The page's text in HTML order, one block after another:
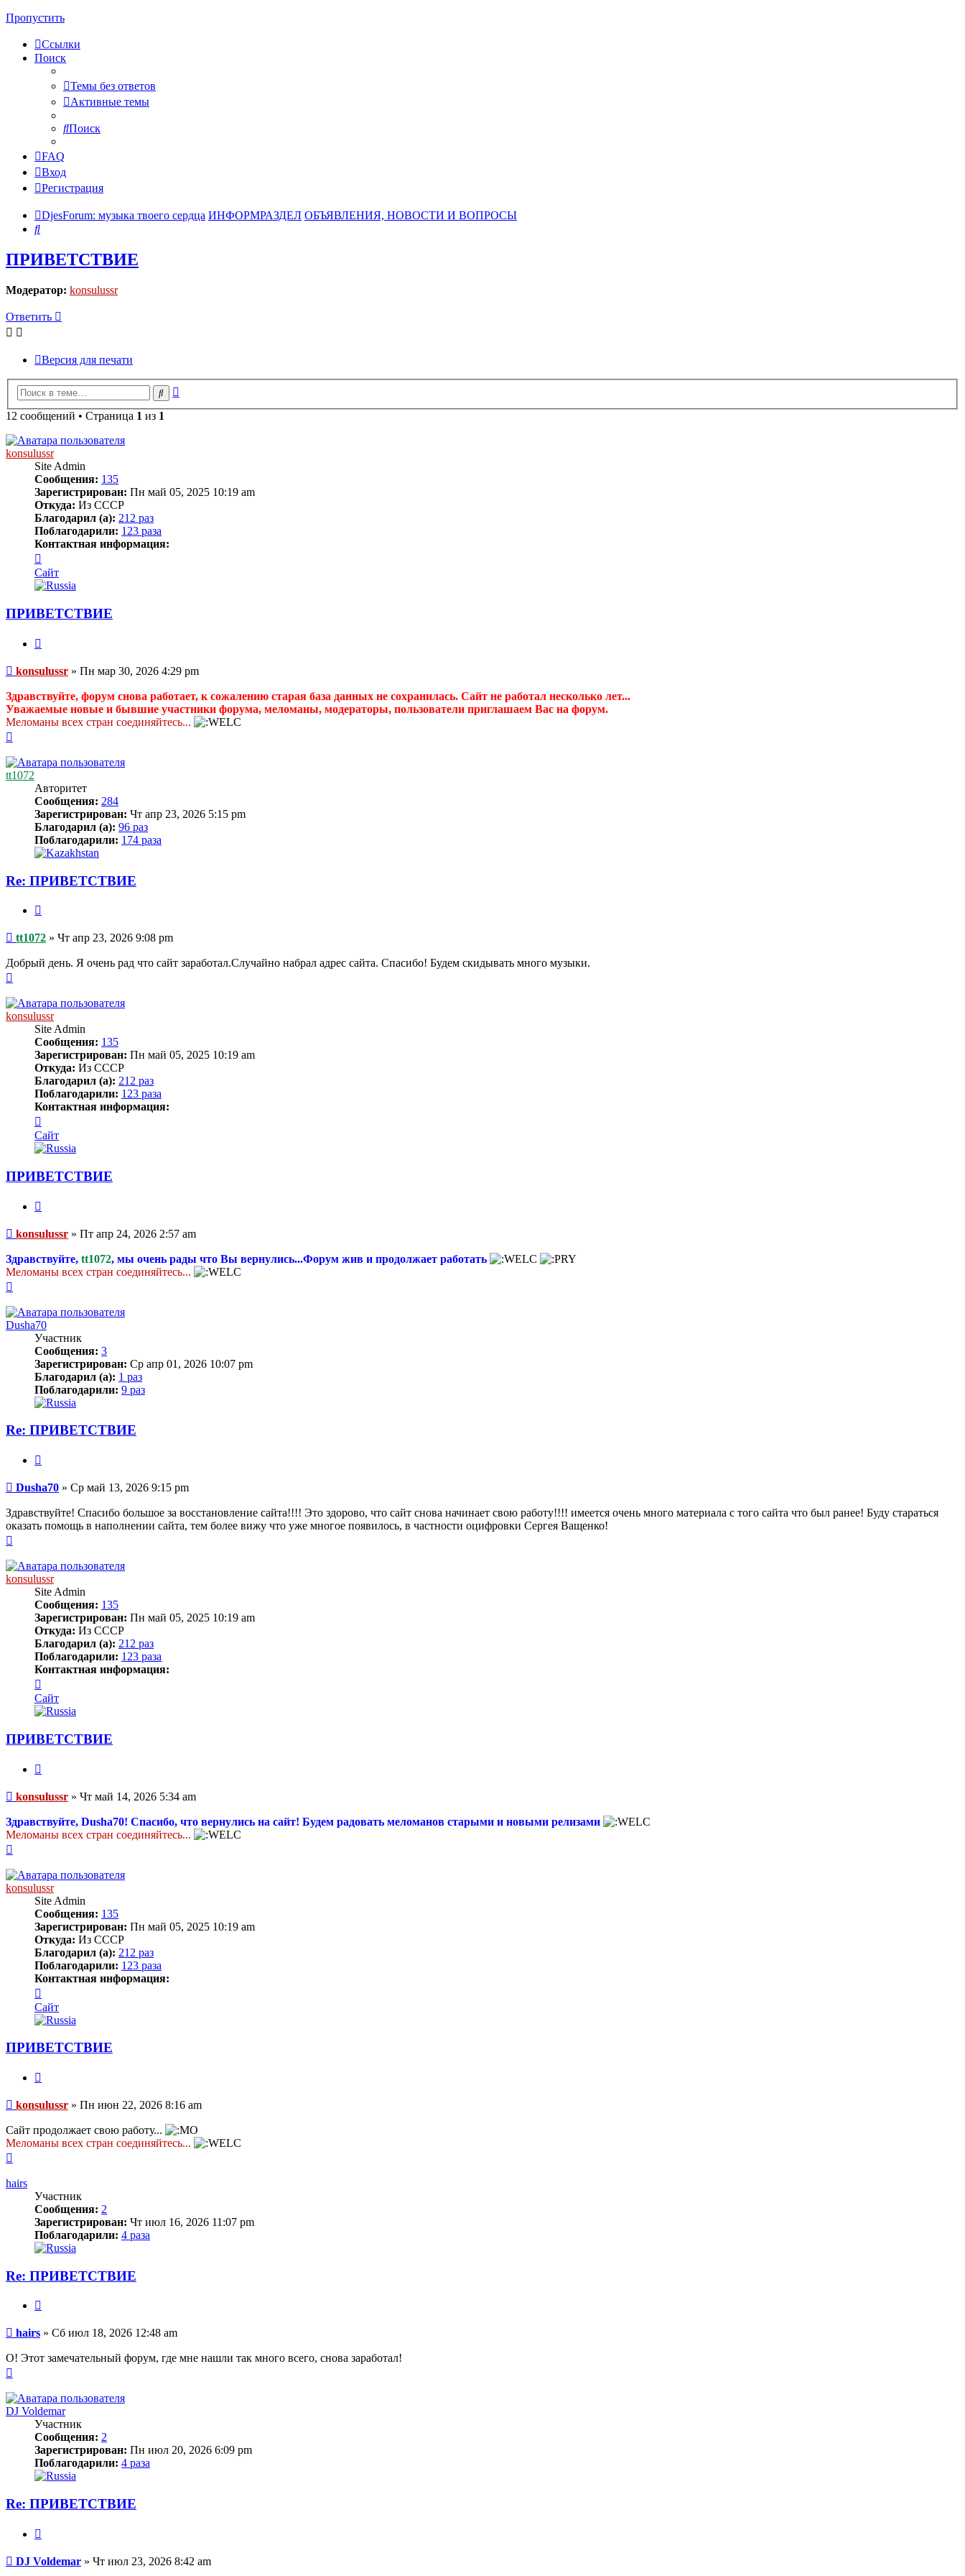
Пропустить
Ссылки
Поиск
Темы без ответов
Активные темы
Поиск
FAQ
Вход
Регистрация
DjesForum: музыка твоего сердца ИНФОРМРАЗДЕЛ ОБЪЯВЛЕНИЯ, НОВОСТИ И ВОПРОСЫ
Поиск
ПРИВЕТСТВИЕ
Модератор: konsulussr
Ответить
Версия для печати
Поиск
12 сообщений • Страница 1 из 1
konsulussr
Site Admin
Сообщения: 135
Зарегистрирован: Пн май 05, 2025 10:19 am
Откуда: Из СССР
Благодарил (а): 212 раз
Поблагодарили: 123 раза
Контактная информация:
информация
пользователя
konsulussr
Сайт
ПРИВЕТСТВИЕ
Сообщение
konsulussr » Пн мар 30, 2026 4:29 pm
Здравствуйте, форум снова работает, к сожалению старая база данных не сохранилась. Сайт не работал несколько лет...
Уважаемые новые и бывшие участники форума, меломаны, модераторы, пользователи приглашаем Вас на форум.
Меломаны всех стран соединяйтесь...
началу
tt1072
Авторитет
Сообщения: 284
Зарегистрирован: Чт апр 23, 2026 5:15 pm
Благодарил (а): 96 раз
Поблагодарили: 174 раза
Re: ПРИВЕТСТВИЕ
Сообщение
tt1072 » Чт апр 23, 2026 9:08 pm
Добрый день. Я очень рад что сайт заработал.Случайно набрал адрес сайта. Спасибо! Будем скидывать много музыки.
началу
konsulussr
Site Admin
Сообщения: 135
Зарегистрирован: Пн май 05, 2025 10:19 am
Откуда: Из СССР
Благодарил (а): 212 раз
Поблагодарили: 123 раза
Контактная информация:
информация
пользователя
konsulussr
Сайт
ПРИВЕТСТВИЕ
Сообщение
konsulussr » Пт апр 24, 2026 2:57 am
Здравствуйте, tt1072, мы очень рады что Вы вернулись...Форум жив и продолжает работать
Меломаны всех стран соединяйтесь...
началу
Dusha70
Участник
Сообщения: 3
Зарегистрирован: Ср апр 01, 2026 10:07 pm
Благодарил (а): 1 раз
Поблагодарили: 9 раз
Re: ПРИВЕТСТВИЕ
Сообщение
Dusha70 » Ср май 13, 2026 9:15 pm
Здравствуйте! Спасибо большое за восстановление сайта!!!! Это здорово, что сайт снова начинает свою работу!!!! имеется очень много материала с того сайта что был ранее! Буду стараться
оказать помощь в наполнении сайта, тем более вижу что уже многое появилось, в частности оцифровки Сергея Ващенко!
началу
konsulussr
Site Admin
Сообщения: 135
Зарегистрирован: Пн май 05, 2025 10:19 am
Откуда: Из СССР
Благодарил (а): 212 раз
Поблагодарили: 123 раза
Контактная информация:
информация
пользователя
konsulussr
Сайт
ПРИВЕТСТВИЕ
Сообщение
konsulussr » Чт май 14, 2026 5:34 am
Здравствуйте, Dusha70! Спасибо, что вернулись на сайт! Будем радовать меломанов старыми и новыми релизами
Меломаны всех стран соединяйтесь...
началу
konsulussr
Site Admin
Сообщения: 135
Зарегистрирован: Пн май 05, 2025 10:19 am
Откуда: Из СССР
Благодарил (а): 212 раз
Поблагодарили: 123 раза
Контактная информация:
информация
пользователя
konsulussr
Сайт
ПРИВЕТСТВИЕ
Сообщение
konsulussr » Пн июн 22, 2026 8:16 am
Сайт продолжает свою работу...
Меломаны всех стран соединяйтесь...
началу
hairs
Участник
Сообщения: 2
Зарегистрирован: Чт июл 16, 2026 11:07 pm
Поблагодарили: 4 раза
Re: ПРИВЕТСТВИЕ
Сообщение
hairs » Сб июл 18, 2026 12:48 am
О! Этот замечательный форум, где мне нашли так много всего, снова заработал!
началу
DJ Voldemar
Участник
Сообщения: 2
Зарегистрирован: Пн июл 20, 2026 6:09 pm
Поблагодарили: 4 раза
Re: ПРИВЕТСТВИЕ
Сообщение
DJ Voldemar » Чт июл 23, 2026 8:42 am